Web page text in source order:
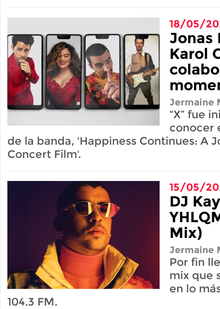
18/05/
Jonas
Karol
Jermaine
“X” fue
conocer
de la banda, 'Happiness Continues: A
Concert Film'.
15/05/
DJ
Mix)
Jermaine
Por fin
mix que
en lo
104.3 FM.